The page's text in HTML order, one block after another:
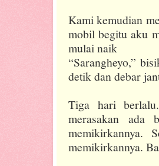
Kami kemudian
mobil begitu aku
mulai naik
“Sarangheyo,”
detik dan debar
Tiga hari
merasakan
memikirkannya.
memikirkannya.